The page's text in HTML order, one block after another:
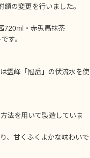
の変更を行いました。
720ml・赤兎馬抹茶
す。
霊峰「冠岳」の伏流水を使
法を用いて製造していま
、甘くふくよかな味わいで